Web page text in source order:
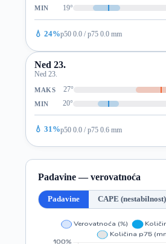
MIN 19°
💧 24%p50 0.0 / p75 0.0 mm
Ned 23.
Ned 23.
MAKS 27°
MIN 20°
💧 31%p50 0.0 / p75 0.6 mm
Padavine — verovatnoća
Padavine CAPE (nestabilnost)